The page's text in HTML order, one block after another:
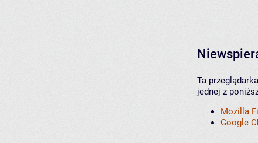
Ta
jednej z
Mozilla
Google